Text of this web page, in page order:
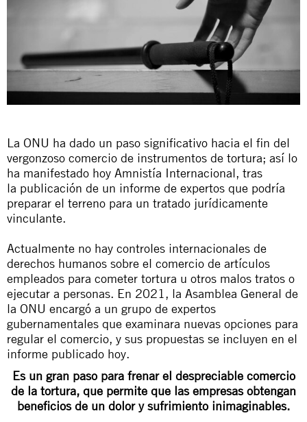
La ONU ha dado un paso significativo hacia el fin del
vergonzoso comercio de instrumentos de tortura; así lo
ha manifestado hoy Amnistía Internacional, tras
la publicación de un informe de expertos que podría
preparar el terreno para un tratado jurídicamente
vinculante.
Actualmente no hay controles internacionales de
derechos humanos sobre el comercio de artículos
empleados para cometer tortura u otros malos tratos o
ejecutar a personas. En 2021, la Asamblea General de
la ONU encargó a un grupo de expertos
gubernamentales que examinara nuevas opciones para
regular el comercio, y sus propuestas se incluyen en el
informe publicado hoy.
Es un gran paso para frenar el despreciable comercio
de la tortura, que permite que las empresas obtengan
beneficios de un dolor y sufrimiento inimaginables.